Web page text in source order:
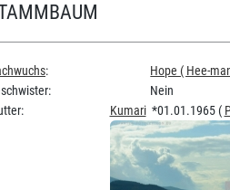
:
Hope ( Hee-
Nein
Kumari*01.01.1965 (